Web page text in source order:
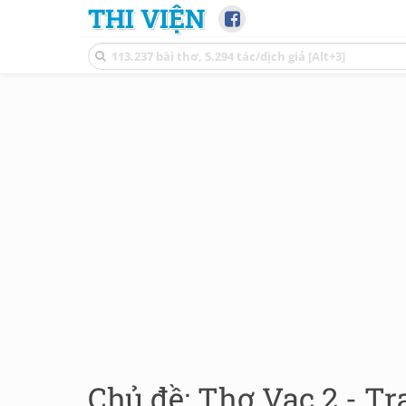
THI VIỆN
Chủ đề: Thơ Vạc 2 -